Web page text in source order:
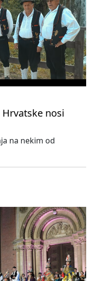
nosi
na nekim od